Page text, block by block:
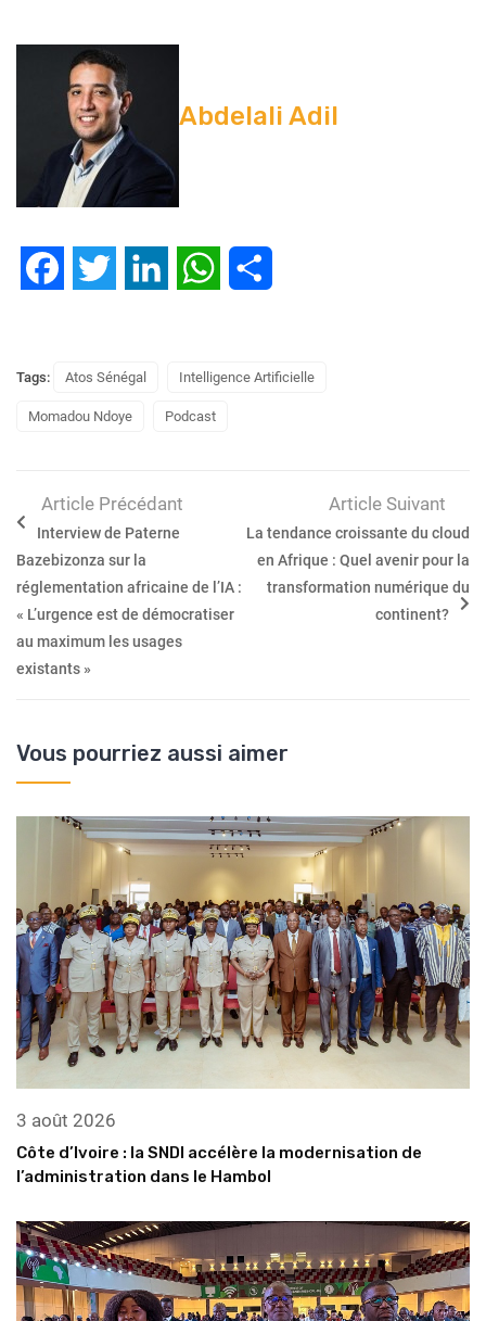
EMBED
Abdelali Adil
FacebookTwitter LinkedIn WhatsApp
Tags: Atos Sénégal Intelligence Artificielle
Momadou Ndoye Podcast
Article Précédant
Interview de Paterne
Bazebizonza sur la
réglementation africaine de l’IA :
« L’urgence est de démocratiser
au maximum les usages
existants »
Article Suivant
La tendance croissante du cloud
en Afrique : Quel avenir pour la
transformation numérique du
continent?
Vous pourriez aussi aimer
3 août 2026
Côte d’Ivoire : la SNDI accélère la modernisation de
l’administration dans le Hambol